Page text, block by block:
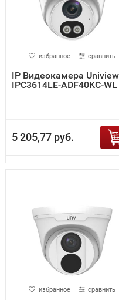
избранное сравнить
IP Видеокамера Uniview
IPC3614LE-ADF40KC-WL
5 205,77 руб.
избранное сравнить